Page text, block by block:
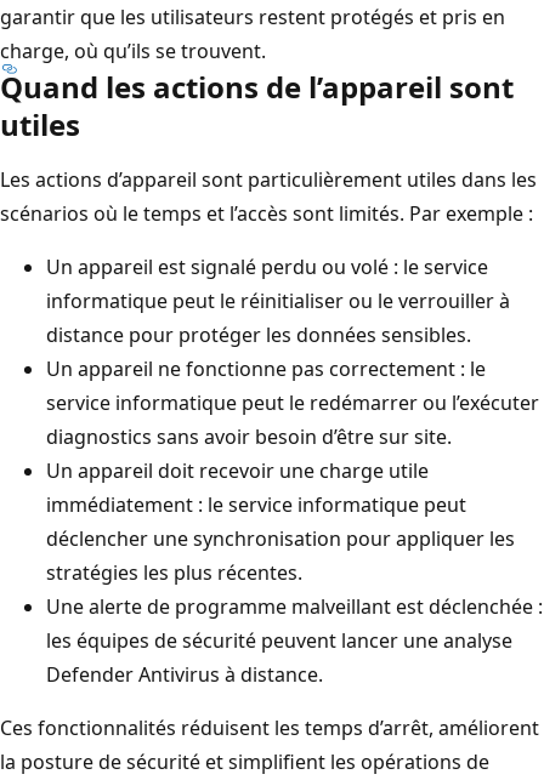
garantir que les utilisateurs restent protégés et pris en
charge, où qu’ils se trouvent.
Quand les actions de l’appareil sont
utiles
Les actions d’appareil sont particulièrement utiles dans les
scénarios où le temps et l’accès sont limités. Par exemple :
Un appareil est signalé perdu ou volé : le service
informatique peut le réinitialiser ou le verrouiller à
distance pour protéger les données sensibles.
Un appareil ne fonctionne pas correctement : le
service informatique peut le redémarrer ou l’exécuter
diagnostics sans avoir besoin d’être sur site.
Un appareil doit recevoir une charge utile
immédiatement : le service informatique peut
déclencher une synchronisation pour appliquer les
stratégies les plus récentes.
Une alerte de programme malveillant est déclenchée :
les équipes de sécurité peuvent lancer une analyse
Defender Antivirus à distance.
Ces fonctionnalités réduisent les temps d’arrêt, améliorent
la posture de sécurité et simplifient les opérations de